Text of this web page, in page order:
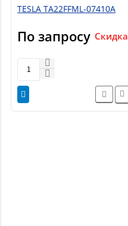
TESLA TA22FFML-07410A
По запросу Скидка